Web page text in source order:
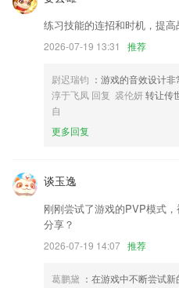
修改。
优化实力统计；
优化交互使用体验，修复其他已知问
编辑照片时，可以选择并添加粉底
增加城市标签，您可以根据城市观看
店进行打分评论，说出您的使用经
修改。
练习技能的连招和时机，提高
2026-07-19 13:31 推荐
尉迟瑞钧 ：游戏的音效设计
淳于飞凤 回复 裘伦妍转让传
自
更多回复
谈玉逸
刚刚尝试了游戏的PVP模式
分享？
2026-07-19 14:07 推荐
葛鹏黛 ：在游戏中不断尝试